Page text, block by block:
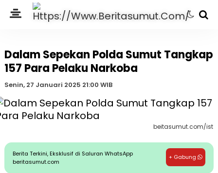
Dalam Sepekan Polda Sumut Tangkap
157 Para Pelaku Narkoba
Senin, 27 Januari 2025 21:00 WIB
beitasumut.com/ist
Berita Terkini, Eksklusif di Saluran WhatsApp
beritasumut.com
+ Gabung